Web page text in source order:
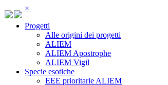
×
Progetti
Alle origini dei progetti
ALIEM
ALIEM Apostrophe
ALIEM Vigil
Specie esotiche
EEE prioritarie ALIEM